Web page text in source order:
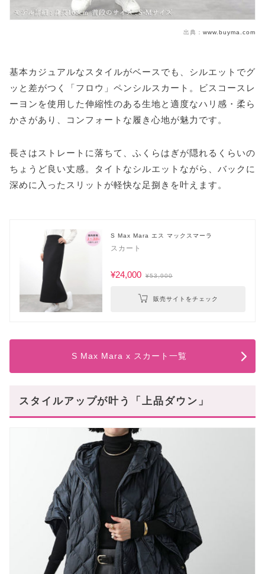
出典： www.buyma.com
基本カジュアルなスタイルがベースでも、シルエットでグ
ッと差がつく「フロウ」ペンシルスカート。ビスコースレ
ーヨンを使用した伸縮性のある生地と適度なハリ感・柔ら
かさがあり、コンフォートな履き心地が魅力です。
長さはストレートに落ちて、ふくらはぎが隠れるくらいの
ちょうど良い丈感。タイトなシルエットながら、バックに
深めに入ったスリットが軽快な足捌きを叶えます。
S Max Mara エス マックスマーラ
スカート
¥24,000 ¥53,900
販売サイトをチェック
S Max Mara x スカート一覧
スタイルアップが叶う「上品ダウン」